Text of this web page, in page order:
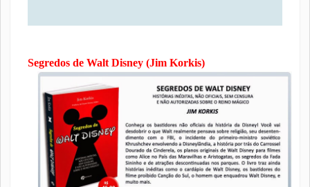
Segredos de Walt Disney (Jim Korkis)